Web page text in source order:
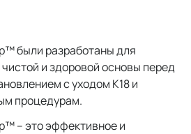
были разработаны для
и здоровой основы перед
с уходом К18 и
процедурам.
– это эффективное и